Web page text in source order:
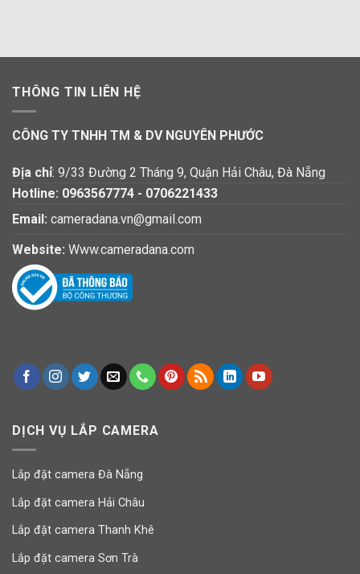
THÔNG TIN LIÊN HỆ
CÔNG TY TNHH TM & DV NGUYÊN PHƯỚC
Địa chỉ: 9/33 Đường 2 Tháng 9, Quận Hải Châu, Đà Nẵng
Hotline: 0963567774 - 0706221433
Email: cameradana.vn@gmail.com
Website: Www.cameradana.com
DỊCH VỤ LẮP CAMERA
Lắp đặt camera Đà Nẵng
Lắp đặt camera Hải Châu
Lắp đặt camera Thanh Khê
Lắp đặt camera Sơn Trà